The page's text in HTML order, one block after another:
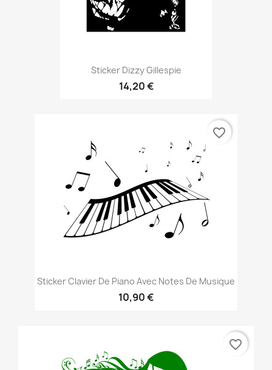
Sticker Dizzy Gillespie
14,20 €
Sticker Clavier De Piano Avec Notes De Musique
10,90 €
favorite_border
favorite_border